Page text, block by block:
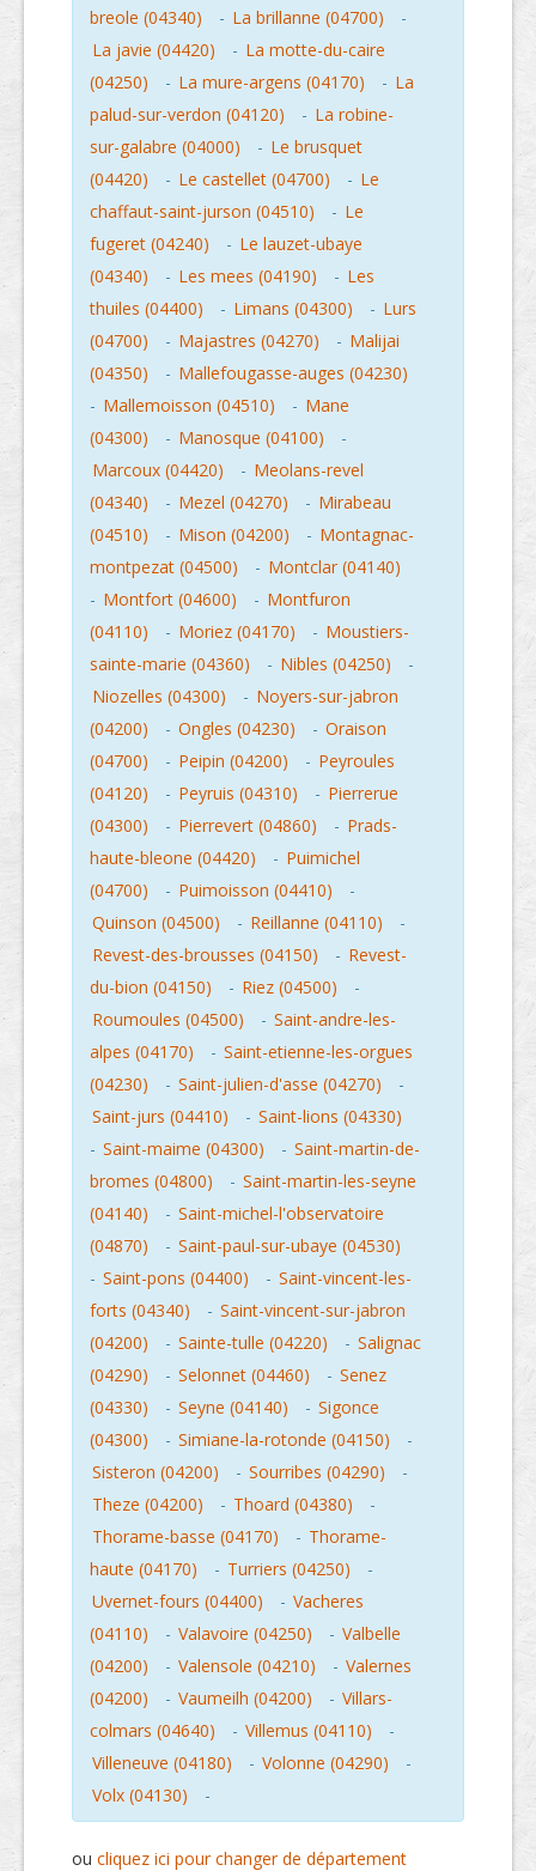
breole (04340) - La brillanne (04700)
-
La javie (04420)
- La motte-du-caire
(04250)
- La mure-argens (04170) - La
palud-sur-verdon (04120)
- La robine-
sur-galabre (04000)
- Le brusquet
(04420)
- Le castellet (04700) - Le
chaffaut-saint-jurson (04510)
- Le
fugeret (04240)
- Le lauzet-ubaye
(04340)
- Les mees (04190) - Les
thuiles (04400)
- Limans (04300) - Lurs
(04700)
- Majastres (04270) - Malijai
(04350)
- Mallefougasse-auges (04230)
- Mallemoisson (04510) - Mane
(04300)
- Manosque (04100)
-
Marcoux (04420)
- Meolans-revel
(04340)
- Mezel (04270) - Mirabeau
(04510)
- Mison (04200) - Montagnac-
montpezat (04500)
- Montclar (04140)
- Montfort (04600) - Montfuron
(04110)
- Moriez (04170) - Moustiers-
sainte-marie (04360)
- Nibles (04250)
-
Niozelles (04300)
- Noyers-sur-jabron
(04200)
- Ongles (04230) - Oraison
(04700)
- Peipin (04200) - Peyroules
(04120)
- Peyruis (04310) - Pierrerue
(04300)
- Pierrevert (04860) - Prads-
haute-bleone (04420)
- Puimichel
(04700)
- Puimoisson (04410)
-
Quinson (04500)
- Reillanne (04110)
-
Revest-des-brousses (04150)
- Revest-
du-bion (04150)
- Riez (04500)
-
Roumoules (04500)
- Saint-andre-les-
alpes (04170)
- Saint-etienne-les-orgues
(04230)
- Saint-julien-d'asse (04270)
-
Saint-jurs (04410)
- Saint-lions (04330)
- Saint-maime (04300) - Saint-martin-de-
bromes (04800)
- Saint-martin-les-seyne
(04140)
- Saint-michel-l'observatoire
(04870)
- Saint-paul-sur-ubaye (04530)
- Saint-pons (04400) - Saint-vincent-les-
forts (04340)
- Saint-vincent-sur-jabron
(04200)
- Sainte-tulle (04220) - Salignac
(04290)
- Selonnet (04460) - Senez
(04330)
- Seyne (04140) - Sigonce
(04300)
- Simiane-la-rotonde (04150)
-
Sisteron (04200)
- Sourribes (04290)
-
Theze (04200)
- Thoard (04380)
-
Thorame-basse (04170)
- Thorame-
haute (04170)
- Turriers (04250)
-
Uvernet-fours (04400)
- Vacheres
(04110)
- Valavoire (04250) - Valbelle
(04200)
- Valensole (04210) - Valernes
(04200)
- Vaumeilh (04200) - Villars-
colmars (04640)
- Villemus (04110)
-
Villeneuve (04180)
- Volonne (04290)
-
Volx (04130)
-
ou cliquez ici pour changer de département